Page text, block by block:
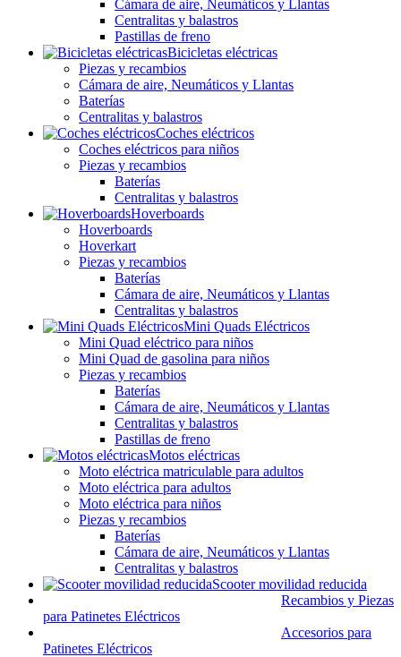
Cámara de aire, Neumáticos y Llantas
Centralitas y balastros
Pastillas de freno
Bicicletas eléctricas
Piezas y recambios
Cámara de aire, Neumáticos y Llantas
Baterías
Centralitas y balastros
Coches eléctricos
Coches eléctricos para niños
Piezas y recambios
Baterías
Centralitas y balastros
Hoverboards
Hoverboards
Hoverkart
Piezas y recambios
Baterías
Cámara de aire, Neumáticos y Llantas
Centralitas y balastros
Mini Quads Eléctricos
Mini Quad eléctrico para niños
Mini Quad de gasolina para niños
Piezas y recambios
Baterías
Cámara de aire, Neumáticos y Llantas
Centralitas y balastros
Pastillas de freno
Motos eléctricas
Moto eléctrica matriculable para adultos
Moto eléctrica para adultos
Moto eléctrica para niños
Piezas y recambios
Baterías
Cámara de aire, Neumáticos y Llantas
Centralitas y balastros
Scooter movilidad reducida
Recambios y Piezas
para Patinetes Eléctricos
Accesorios para
Patinetes Eléctricos